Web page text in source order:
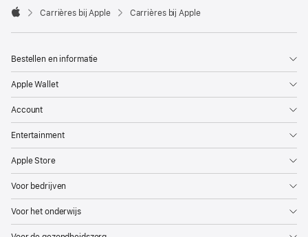

Carrières bij Apple Carrières bij Apple
Bestellen en informatie
Apple Wallet
Account
Entertainment
Apple Store
Voor bedrijven
Voor het onderwijs